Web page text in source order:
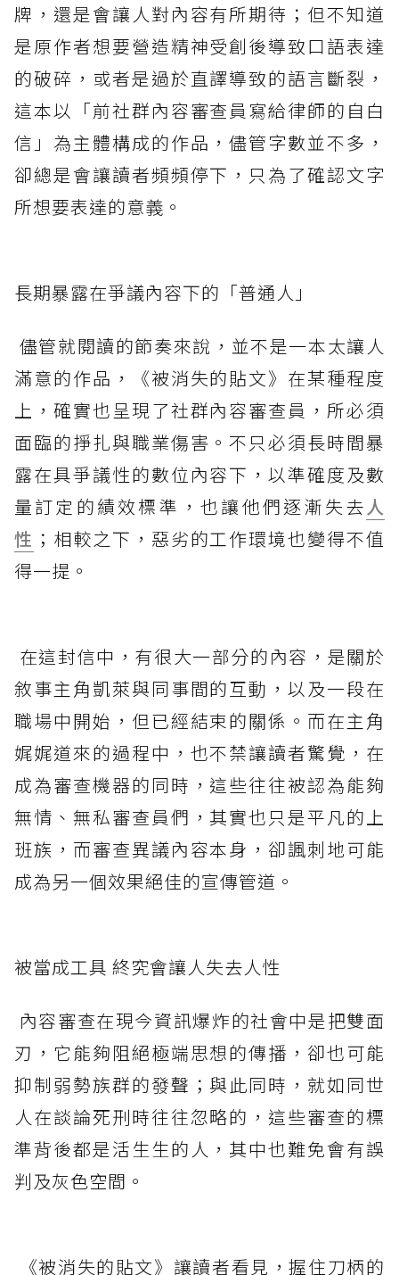
牌，還是會讓人對內容有所期待；但不知道
是原作者想要營造精神受創後導致口語表達
的破碎，或者是過於直譯導致的語言斷裂，
這本以「前社群內容審查員寫給律師的自白
信」為主體構成的作品，儘管字數並不多，
卻總是會讓讀者頻頻停下，只為了確認文字
所想要表達的意義。
長期暴露在爭議內容下的「普通人」
儘管就閱讀的節奏來說，並不是一本太讓人
滿意的作品，《被消失的貼文》在某種程度
上，確實也呈現了社群內容審查員，所必須
面臨的掙扎與職業傷害。不只必須長時間暴
露在具爭議性的數位內容下，以準確度及數
量訂定的績效標準，也讓他們逐漸失去人
性 ；相較之下，惡劣的工作環境也變得不值
得一提。
在這封信中，有很大一部分的內容，是關於
敘事主角凱萊與同事間的互動，以及一段在
職場中開始，但已經結束的關係。而在主角
娓娓道來的過程中，也不禁讓讀者驚覺，在
成為審查機器的同時，這些往往被認為能夠
無情、無私審查員們，其實也只是平凡的上
班族，而審查異議內容本身，卻諷刺地可能
成為另一個效果絕佳的宣傳管道。
被當成工具 終究會讓人失去人性
內容審查在現今資訊爆炸的社會中是把雙面
刃，它能夠阻絕極端思想的傳播，卻也可能
抑制弱勢族群的發聲；與此同時，就如同世
人在談論死刑時往往忽略的，這些審查的標
準背後都是活生生的人，其中也難免會有誤
判及灰色空間。
《被消失的貼文》讓讀者看見，握住刀柄的